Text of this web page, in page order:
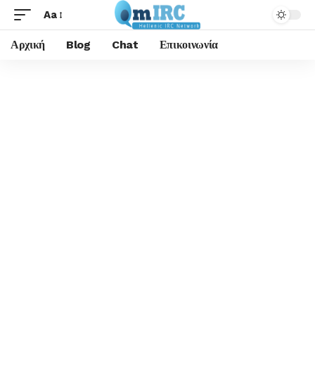
Aa
Αρχική Blog Chat Επικοινωνία